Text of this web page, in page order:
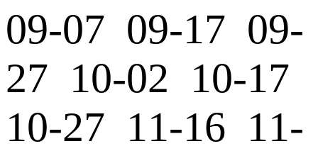
09-07 09-17 09-
27 10-02 10-17
10-27 11-16 11-